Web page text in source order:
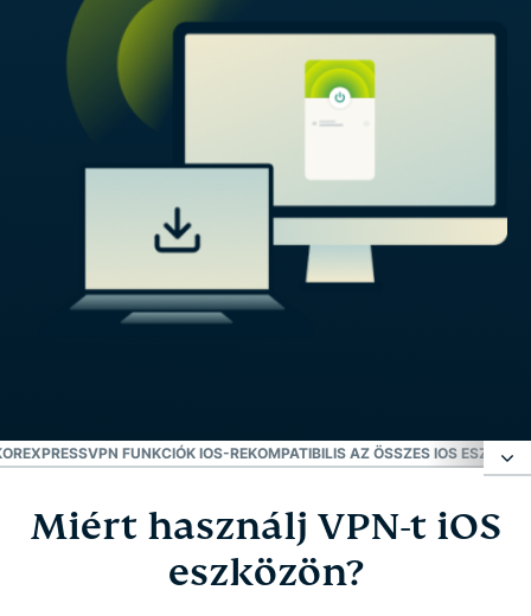
EXPRESSVPN FUNKCIÓK IOS-REKOMPATIBILIS AZ ÖSSZES IOS
Miért használj VPN-t iOS eszközön?
Így állíthatod be az ExpressVPN-t iPhone-on vagy
Miért használj VPN-t iOS
eszközön?